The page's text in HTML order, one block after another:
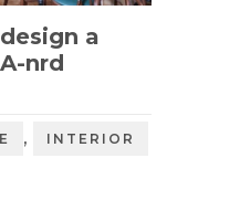
a
nrd
, INTERIOR